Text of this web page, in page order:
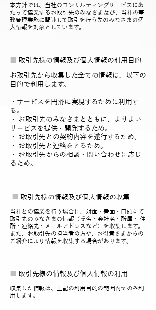
本方針では、当社のコンサルティングサービスにあ
たって協業するお取引先のみなさま及び、当社の事
務管理業務に関連して取引を行う先のみなさまの個
人情報を対象としています。
取引先様の情報及び個人情報の利用目的
お取引先から収集した全ての情報は、以下の
目的で利用します。
・サービスを円滑に実現するために利用す
る。
・ お取引先のみなさまとともに、よりよい
サービスを提供・開発するため。
・ お取引先との契約内容を遂行するため。
・ お取引先と連絡をとるため。
・ お取引先からの相談・問い合わせに応じ
るため。
取引先様の情報及び個人情報の収集
当社との協業を行う場合に、対面・書面・口頭にて
取引先のみなさまの情報（氏名・会社名・所属・ 住
所・連絡先・メールアドレスなど）を収集します。
また、お取引先の担当者の方や、お得意さまからの
ご紹介により情報を収集する場合があります。
取引先様の情報及び個人情報の利用
収集した情報は、上記の利用目的の範囲内でのみ利
用します。